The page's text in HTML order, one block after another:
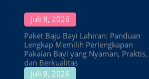
Juli 8, 2026
Paket Baju Bayi Lahiran: Panduan
Lengkap Memilih Perlengkapan
Pakaian Bayi yang Nyaman, Praktis,
dan Berkualitas
Juli 8, 2026